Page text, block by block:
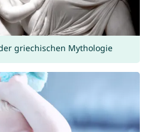
griechischen Mythologie